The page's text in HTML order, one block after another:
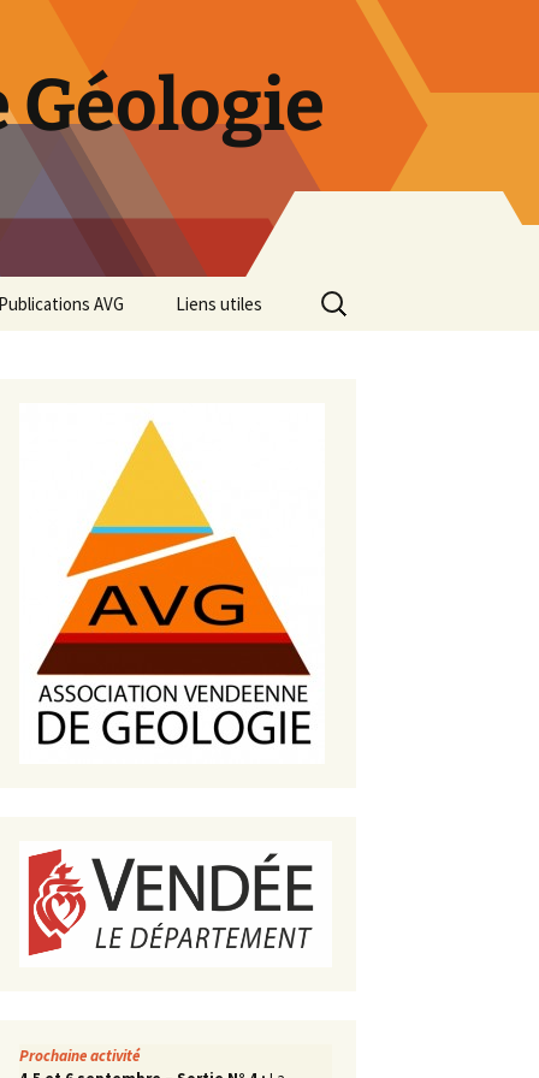
de roches
Publications AVG
Diaporama Exposition
minéralogique AVG 2016
Liens utiles
Rechercher :
Prochaine activité